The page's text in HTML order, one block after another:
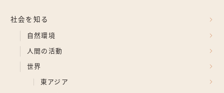
社会を知る
自然環境
人間の活動
世界
東アジア